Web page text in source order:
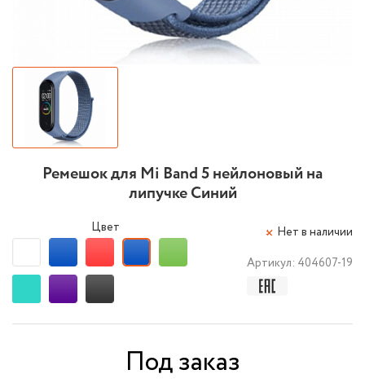
Ремешок для Mi Band 5 нейлоновый на
липучке Синий
Нет в наличии
Артикул: 404607-19
Цвет
Под заказ